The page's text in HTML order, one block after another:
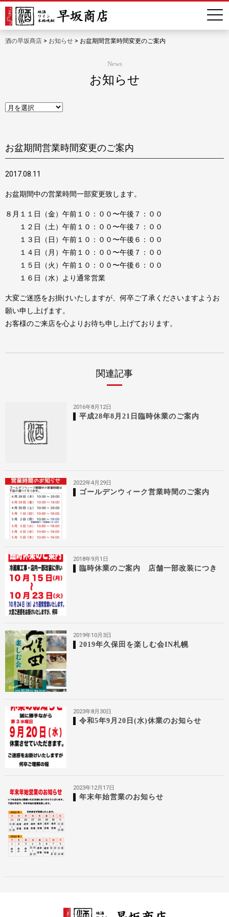
酒の早坂商店 > お知らせ > お盆期間営業時間変更のご案内
News
お知らせ
お盆期間営業時間変更のご案内
2017.08.11
お盆期間中の営業時間一部変更致します。
８月１１日（金）午前１０：００〜午後７：００
１２日（土）午前１０：００〜午後７：００
１３日（日）午前１０：００〜午後６：００
１４日（月）午前１０：００〜午後７：００
１５日（火）午前１０：００〜午後６：００
１６日（水）より通常営業
大変ご迷惑をお掛けいたしますが、何卒ご了承くださいますようお
願い申し上げます。
お客様のご来店を心よりお待ち申し上げております。
関連記事
2016年8月12日
平成28年8月21日臨時休業のご案内
2022年4月29日
ゴールデンウィーク営業時間のご案内
2018年9月1日
臨時休業のご案内 店舗一部改装につき
2019年10月3日
2019年久保田を楽しむ会IN札幌
2023年8月30日
令和5年9月20日(水)休業のお知らせ
2023年12月17日
年末年始営業のお知らせ